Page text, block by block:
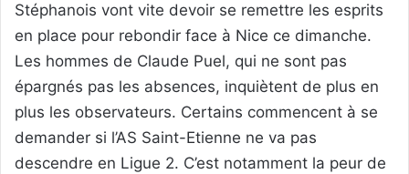
Stéphanois vont vite devoir se remettre les esprits
en place pour rebondir face à Nice ce dimanche.
Les hommes de Claude Puel, qui ne sont pas
épargnés pas les absences, inquiètent de plus en
plus les observateurs. Certains commencent à se
demander si l’AS Saint-Etienne ne va pas
descendre en Ligue 2. C’est notamment la peur de